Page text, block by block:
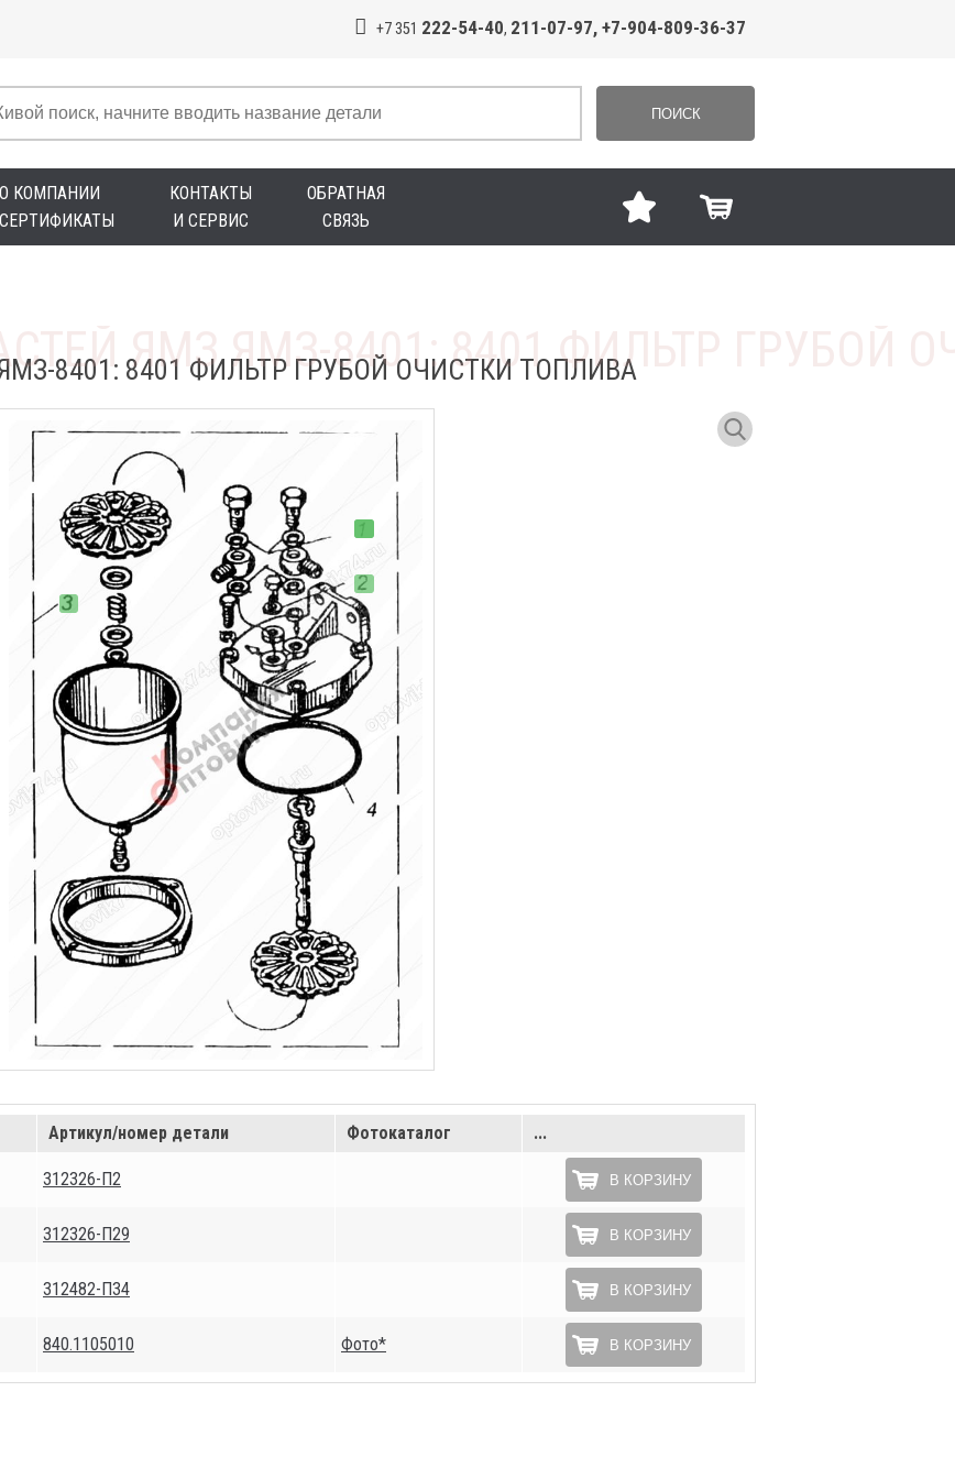
+7 351 222-54-40, 211-07-97, +7-904-809-36-37
ПОИСК
О КОМПАНИИ
КОНТАКТЫ
И СЕРВИС
ОБРАТНАЯ
СВЯЗЬ
8401: 8401 ФИЛЬТР ГРУБОЙ ОЧИСТКИ ТОПЛИВА
Артикул/номер детали Фотокаталог ...
312326-П2 В КОРЗИНУ
312326-П29 В КОРЗИНУ
312482-П34 В КОРЗИНУ
840.1105010 Фото* В КОРЗИНУ